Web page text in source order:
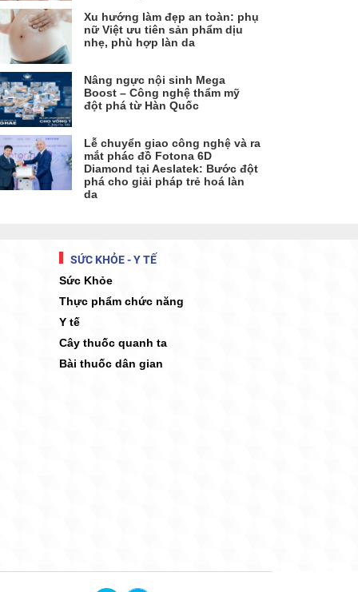
Xu hướng làm đẹp an toàn: phụ
nữ Việt ưu tiên sản phẩm dịu
nhẹ, phù hợp làn da
Nâng ngực nội sinh Mega
Boost – Công nghệ thẩm mỹ
đột phá từ Hàn Quốc
Lễ chuyển giao công nghệ và ra
mắt phác đồ Fotona 6D
Diamond tại Aeslatek: Bước đột
phá cho giải pháp trẻ hoá làn
da
SỨC KHỎE - Y TẾ
Sức Khỏe
Thực phẩm chức năng
Y tế
Cây thuốc quanh ta
Bài thuốc dân gian